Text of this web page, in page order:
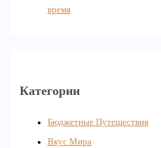
время
Категории
Бюджетные Путешествия
Вкус Мира